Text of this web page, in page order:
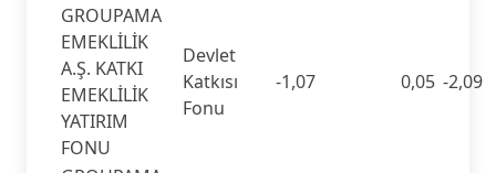
GROUPAMA
EMEKLİLİK
A.Ş. KATKI
EMEKLİLİK
YATIRIM
FONU
Devlet
Katkısı
Fonu
-1,07 0,05 -2,09